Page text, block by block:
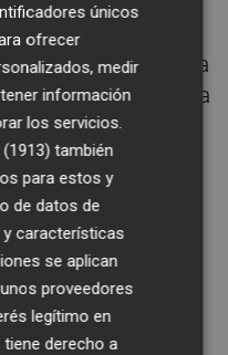
se añaden
desde la fecha
hasta la
sentencia, sin
que
de la citada
con la
BOE. Ahora falta
en la factura del
tal y como la
Teresa
únicos
ofrecer
medir
información
los servicios.
también
para estos y
de datos de
características
se aplican
proveedores
legítimo en
derecho a